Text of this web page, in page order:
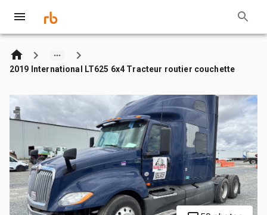
2019 International LT625 6x4 Tracteur routier couchette